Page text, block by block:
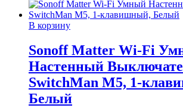
В корзину
Sonoff Matter Wi-Fi
Настенный
SwitchMan M5, 1-
Белый